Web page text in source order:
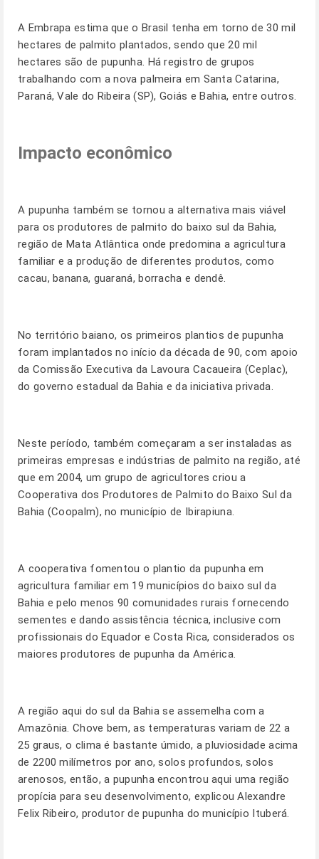
A Embrapa estima que o Brasil tenha em torno de 30 mil
hectares de palmito plantados, sendo que 20 mil
hectares são de pupunha. Há registro de grupos
trabalhando com a nova palmeira em Santa Catarina,
Paraná, Vale do Ribeira (SP), Goiás e Bahia, entre outros.
Impacto econômico
A pupunha também se tornou a alternativa mais viável
para os produtores de palmito do baixo sul da Bahia,
região de Mata Atlântica onde predomina a agricultura
familiar e a produção de diferentes produtos, como
cacau, banana, guaraná, borracha e dendê.
No território baiano, os primeiros plantios de pupunha
foram implantados no início da década de 90, com apoio
da Comissão Executiva da Lavoura Cacaueira (Ceplac),
do governo estadual da Bahia e da iniciativa privada.
Neste período, também começaram a ser instaladas as
primeiras empresas e indústrias de palmito na região, até
que em 2004, um grupo de agricultores criou a
Cooperativa dos Produtores de Palmito do Baixo Sul da
Bahia (Coopalm), no município de Ibirapiuna.
A cooperativa fomentou o plantio da pupunha em
agricultura familiar em 19 municípios do baixo sul da
Bahia e pelo menos 90 comunidades rurais fornecendo
sementes e dando assistência técnica, inclusive com
profissionais do Equador e Costa Rica, considerados os
maiores produtores de pupunha da América.
A região aqui do sul da Bahia se assemelha com a
Amazônia. Chove bem, as temperaturas variam de 22 a
25 graus, o clima é bastante úmido, a pluviosidade acima
de 2200 milímetros por ano, solos profundos, solos
arenosos, então, a pupunha encontrou aqui uma região
propícia para seu desenvolvimento, explicou Alexandre
Felix Ribeiro, produtor de pupunha do município Ituberá.